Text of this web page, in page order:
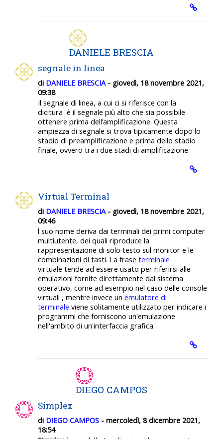
DANIELE BRESCIA
segnale in linea
di DANIELE BRESCIA- giovedì, 18 novembre 2021,
09:38
Il segnale di linea, a cui ci si riferisce con la
dicitura è il segnale più alto che sia possibile
ottenere prima dell’amplificazione. Questa
ampiezza di segnale si trova tipicamente dopo lo
stadio di preamplificazione e prima dello stadio
finale, ovvero tra i due stadi di amplificazione.
Virtual Terminal
di DANIELE BRESCIA- giovedì, 18 novembre 2021,
09:46
l suo nome deriva dai terminali dei primi computer
multiutente, dei quali riproduce la
rappresentazione di solo testo sul monitor e le
combinazioni di tasti. La frase terminale
virtuale tende ad essere usato per riferirsi alle
emulazioni fornite direttamente dal sistema
operativo, come ad esempio nel caso delle console
virtuali , mentre invece un emulatore di
terminale viene solitamente utilizzato per indicare i
programmi che forniscono un'emulazione
nell'ambito di un'interfaccia grafica.
DIEGO CAMPOS
Simplex
di DIEGO CAMPOS - mercoledì, 8 dicembre 2021,
18:54